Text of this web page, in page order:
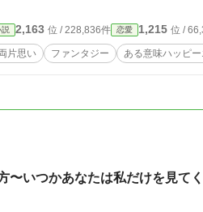
説 2,163 位 / 228,836件 恋愛 1,215 位 /
片思い ファンタジー ある意味ハッピー
〜いつかあなたは私だけを見て